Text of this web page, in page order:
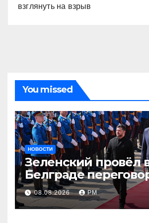
взглянуть на взрыв
You missed
НОВОСТИ
Зеленский провёл
Белграде
Вучичем
08.08.2026 РМ